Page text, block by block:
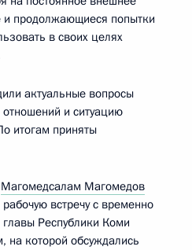
продолжающиеся попытки
в своих целях
актуальные вопросы
и ситуацию
итогам приняты
Магомедсалам Магомедов
встречу с временно
Республики Коми
на которой обсуждались